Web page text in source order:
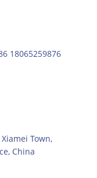
18065259876
Town,
China